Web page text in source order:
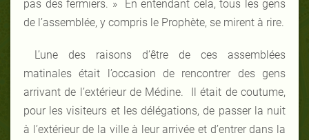
pas des fermiers. » En entendant cela, tous les gens
de l’assemblée, y compris le Prophète, se mirent à rire.
L’une des raisons d’être de ces assemblées
matinales était l’occasion de rencontrer des gens
arrivant de l’extérieur de Médine. Il était de coutume,
pour les visiteurs et les délégations, de passer la nuit
à l’extérieur de la ville à leur arrivée et d’entrer dans la